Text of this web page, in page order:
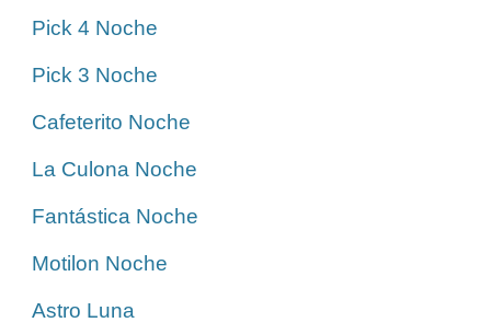
Pick 4 Noche
Pick 3 Noche
Cafeterito Noche
La Culona Noche
Fantástica Noche
Motilon Noche
Astro Luna